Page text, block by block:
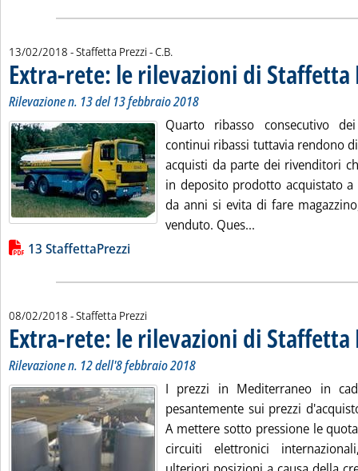
13/02/2018 - Staffetta Prezzi -di:
C.B.
Extra-rete: le rilevazioni di Staffetta
Rilevazione n. 13 del 13 febbraio 2018
Quarto ribasso consecutivo
continui ribassi tuttavia rendono
acquisti da parte dei rivenditori
in deposito prodotto acquistato a
da anni si evita di fare
venduto. Ques...
Lista allegati PDF alla notizia
13 StaffettaPrezzi
08/02/2018 - Staffetta Prezzi
Extra-rete: le rilevazioni di Staffetta
Rilevazione n. 12 dell'8 febbraio 2018
I prezzi in Mediterraneo in
pesantemente sui prezzi
A mettere sotto pressione le
circuiti elettronici